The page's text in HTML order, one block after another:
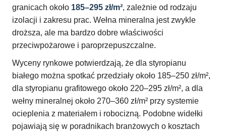
granicach około 185–295 zł/m², zależnie od rodzaju
izolacji i zakresu prac. Wełna mineralna jest zwykle
droższa, ale ma bardzo dobre właściwości
przeciwpożarowe i paroprzepuszczalne.
Wyceny rynkowe potwierdzają, że dla styropianu
białego można spotkać przedziały około 185–250 zł/m²,
dla styropianu grafitowego około 220–295 zł/m², a dla
wełny mineralnej około 270–360 zł/m² przy systemie
ocieplenia z materiałem i robocizną. Podobne widełki
pojawiają się w poradnikach branżowych o kosztach